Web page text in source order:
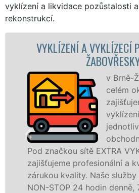
vyklízení a likvidace pozůstalosti
rekonstrukcí.
PRÁCE BRNO-
v Brně-Žabovřeskách a
celém okrese Brno
zajišťujeme služby
vyklízení, a to jak pro
jednotlivce, tak pro
obchodní společnosti.
EXTRA VYKLÍZENÍ
a kvalitní servis se
služby poskytujeme
denně, 7 dní v týdnu